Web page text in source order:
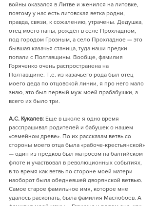
войны оказался в Литве и женился на литовке,
поэтому у нас есть литовская ветка родни,
правда, связи, к сожалению, утрачены. Дедушка,
отец моего папы, рождён в селе Прохладном,
под городом Грозным, а село Прохладное — это
бывшая казачья станица, туда наши предки
попали с Полтавщины. Вообще, фамилия
Горяченко очень распространена на
Полтавщине. Т.е. из казачьего рода был отец
моего деда по отцовской линии, я про него мало
знаю, это был первый муж моей прабабушки, а
всего их было три.
А.С. Кукалев: Еще в школе я одно время
расспрашивал родителей и бабушек о нашем
«семейном древе». По их рассказам ветвь со
стороны моего отца была «рабоче-крестьянской»
— один из предков был матросом на балтийском
флоте и участвовал в революционных событиях,
в то время как ветвь по стороне моей матери
наоборот была обедневшей дворянской ветвью.
Самое старое фамильное имя, которое мне
удалось раскопать, была фамилия Маслобоев. А